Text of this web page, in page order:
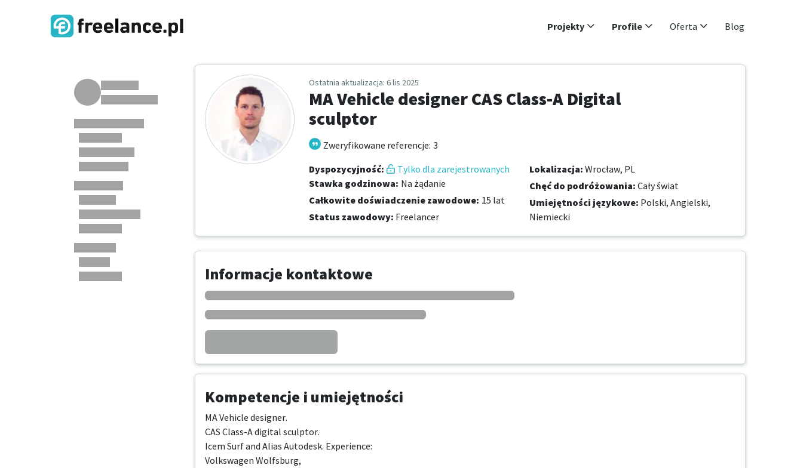
Projekty Profile Oferta Blog
Ostatnia aktualizacja: 6 lis 2025
MA Vehicle designer CAS Class-A Digital
sculptor
Zweryfikowane referencje: 3
Dyspozycyjność:
Tylko dla zarejestrowanych
Stawka godzinowa: Na żądanie
Całkowite doświadczenie zawodowe: 15 lat
Status zawodowy: Freelancer
Lokalizacja: Wrocław, PL
Chęć do podróżowania: Cały świat
Umiejętności językowe: Polski, Angielski,
Niemiecki
Informacje kontaktowe
Kompetencje i umiejętności
MA Vehicle designer.
CAS Class-A digital sculptor.
Icem Surf and Alias Autodesk. Experience:
Volkswagen Wolfsburg,